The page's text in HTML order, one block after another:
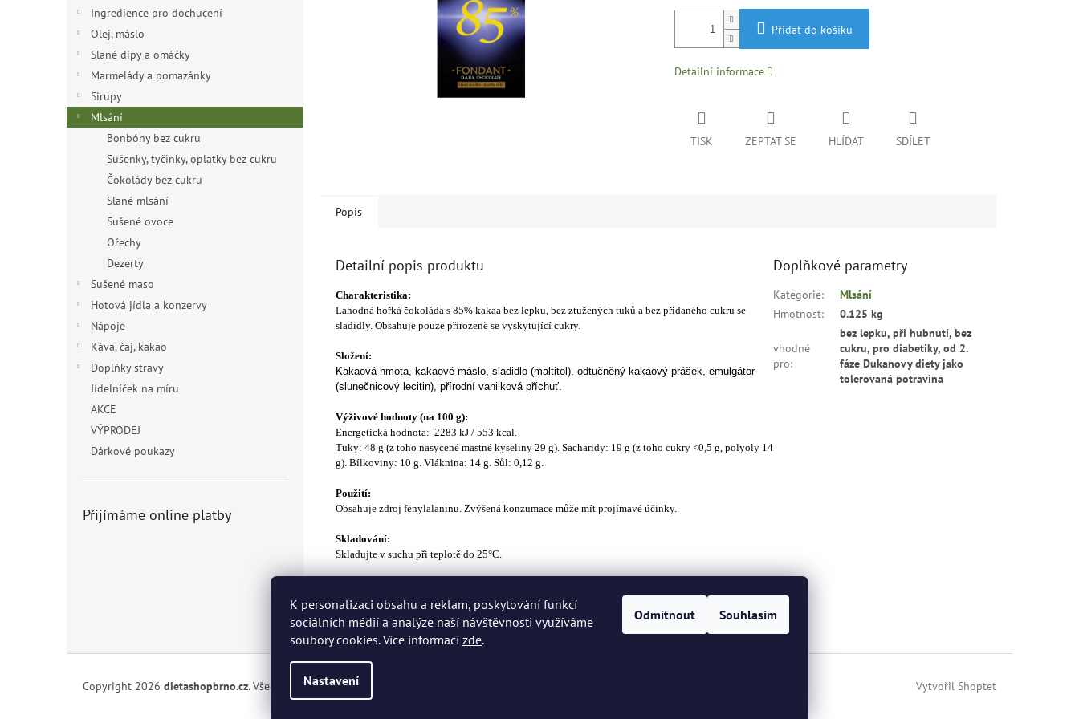
K personalizaci obsahu a reklam, poskytování funkcí
sociálních médií a analýze naší návštěvnosti využíváme
soubory cookies. Více informací zde.
Nastavení
Odmítnout Souhlasím
Ingredience pro dochucení
Olej, máslo
Slané dipy a omáčky
Marmelády a pomazánky
Sirupy
Mlsání
Bonbóny bez cukru
Sušenky, tyčinky, oplatky bez cukru
Čokolády bez cukru
Slané mlsání
Sušené ovoce
Ořechy
Dezerty
Sušené maso
Hotová jídla a konzervy
Nápoje
Káva, čaj, kakao
Doplňky stravy
Jídelníček na míru
AKCE
VÝPRODEJ
Dárkové poukazy
Přijímáme online platby
Přidat do košíku
Detailní informace
TISK ZEPTAT SE HLÍDAT SDÍLET
Popis
Detailní popis produktu
Charakteristika:
Lahodná hořká čokoláda s 85% kakaa bez lepku, bez ztužených tuků a bez přidaného cukru se
sladidly. Obsahuje pouze přirozeně se vyskytující cukry.
Složení:
Kakaová hmota, kakaové máslo, sladidlo (maltitol), odtučněný kakaový prášek, emulgátor
(slunečnicový lecitin), přírodní vanilková příchuť.
Výživové hodnoty (na 100 g):
Energetická hodnota: 2283 kJ / 553 kcal.
Tuky: 48 g (z toho nasycené mastné kyseliny 29 g). Sacharidy: 19 g (z toho cukry <0,5 g, polyoly 14
g). Bílkoviny: 10 g. Vláknina: 14 g. Sůl: 0,12 g.
Použití:
Obsahuje zdroj fenylalaninu. Zvýšená konzumace může mít projímavé účinky.
Skladování:
Skladujte v suchu při teplotě do 25°C.
Může obsahovat stopy sóji, mléka, ořechů a sezamu.
Doplňkové parametry
Kategorie:
Mlsání
Hmotnost: 0.125 kg
vhodné
pro:
bez lepku, při hubnutí, bez
cukru, pro diabetiky, od 2.
fáze Dukanovy diety jako
tolerovaná potravina
Vytvořil Shoptet
Copyright 2026 dietashopbrno.cz. Všechna práva vyhrazena.